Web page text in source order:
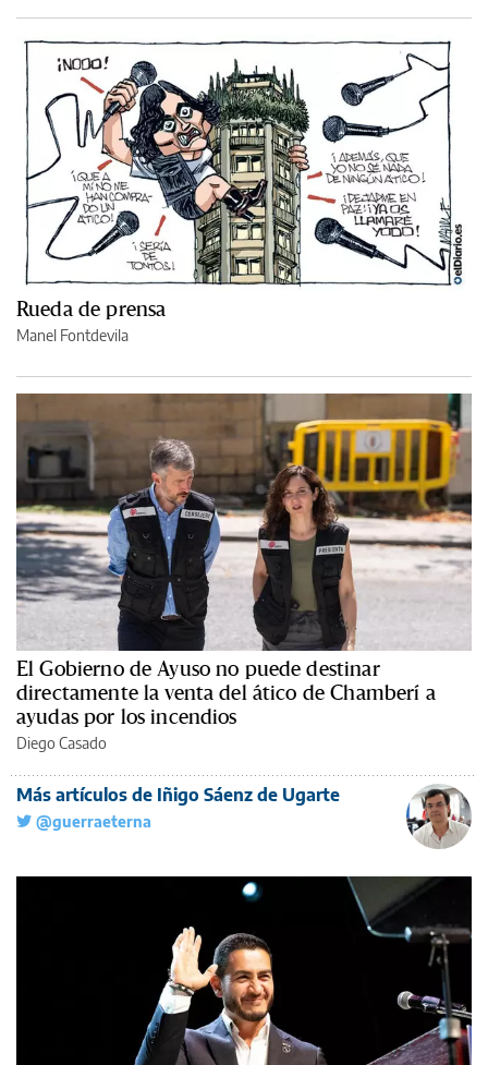
Rueda de prensa
Manel Fontdevila
El Gobierno de Ayuso no puede destinar
directamente la venta del ático de Chamberí a
ayudas por los incendios
Diego Casado
Más artículos de Iñigo Sáenz de Ugarte
@guerraeterna